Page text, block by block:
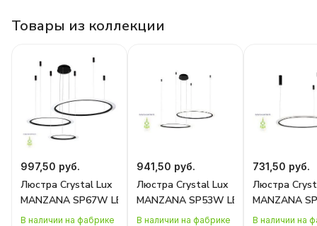
Товары из коллекции
997,50 руб.
Люстра Crystal Lux
MANZANA SP67W LED D400+600+800 BLACK
В наличии на фабрике
941,50 руб.
Люстра Crystal Lux
MANZANA SP53W LED D600+800
В наличии на фабрике
731,50 руб.
Люстра
MANZANA
В наличии на